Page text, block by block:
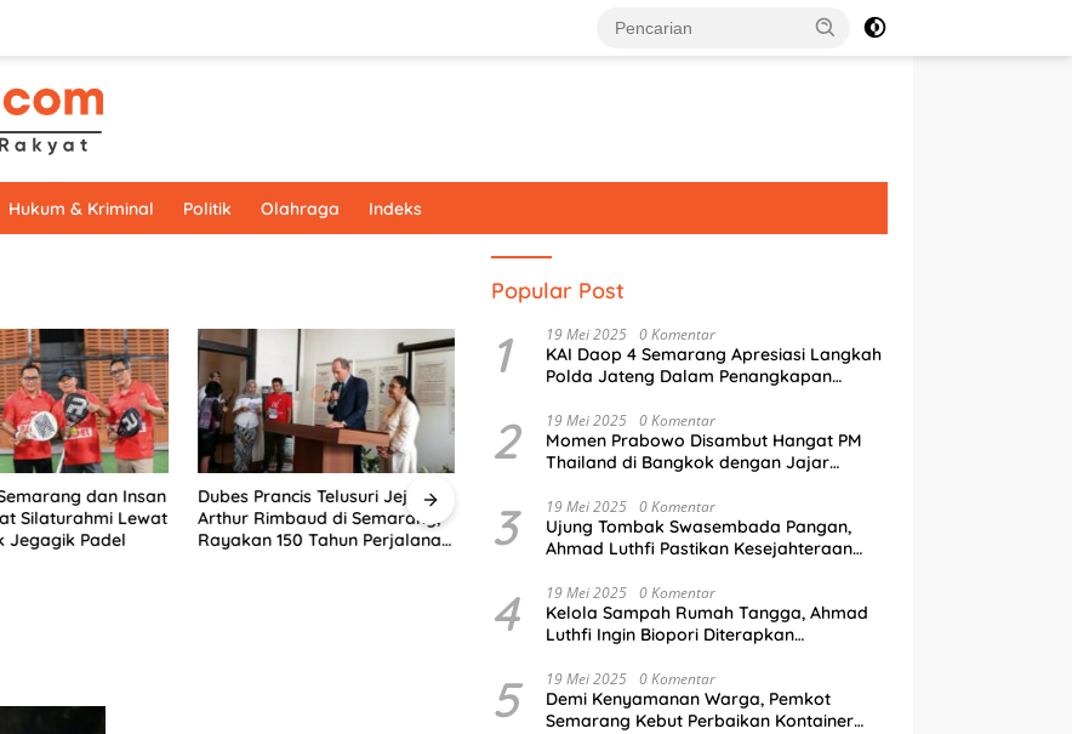
Hukum & Kriminal Politik Olahraga Indeks
dan Insan
Silaturahmi Lewat
Jegagik Padel
Dubes Prancis Telusuri Jejak
Arthur Rimbaud di Semarang,
Rayakan 150 Tahun Perjalanan
Menyusuri Jejak Arthur
Rimbaud di Semarang,
Persinggahan Singkat Sang
Penyair Dunia
Digital, AI Jadi Andalan Tata
Kelola Kota Semarang
Popular Post
1 19 Mei 2025 0 Komentar
KAI Daop 4 Semarang Apresiasi Langkah
Polda Jateng Dalam Penangkapan
Perusahaan
2 19 Mei 2025 0 Komentar
Momen Prabowo Disambut Hangat PM
Thailand di Bangkok dengan Jajar
3 19 Mei 2025 0 Komentar
Ujung Tombak Swasembada Pangan,
Ahmad Luthfi Pastikan Kesejahteraan
4 19 Mei 2025 0 Komentar
Kelola Sampah Rumah Tangga, Ahmad
Luthfi Ingin Biopori Diterapkan
5 19 Mei 2025 0 Komentar
Demi Kenyamanan Warga, Pemkot
Semarang Kebut Perbaikan Kontainer